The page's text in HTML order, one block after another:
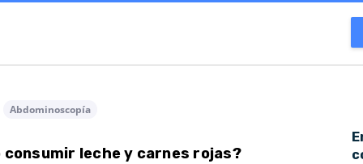
Abdominoscopía
leche y carnes rojas?